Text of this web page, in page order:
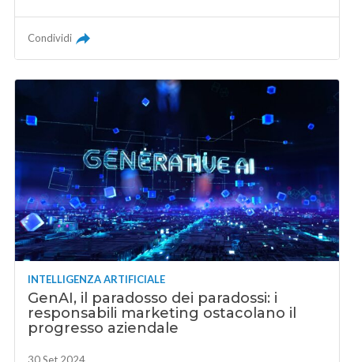
Condividi
INTELLIGENZA ARTIFICIALE
GenAI, il paradosso dei paradossi: i
responsabili marketing ostacolano il
progresso aziendale